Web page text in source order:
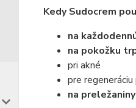
Kedy Sudocrem
na
na pokožku
pri akné
pre
na preležaniny